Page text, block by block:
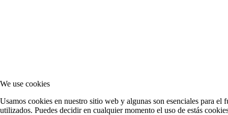
We use cookies
Usamos cookies en nuestro sitio web y algunas son esenciales para
utilizados. Puedes decidir en cualquier momento el uso de estás